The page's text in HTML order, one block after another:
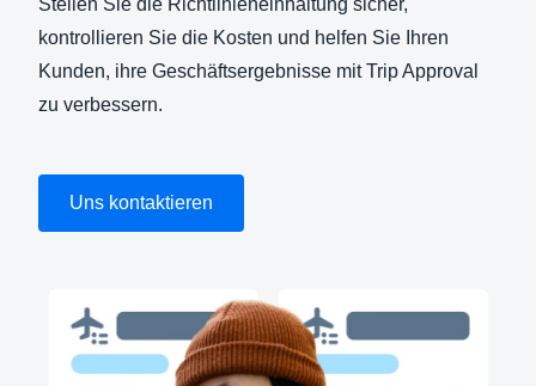
Canada (Français)
México (Español)
France (Français)
Deutschland (Deutsch)
Nederlands (English)
Sweden (English)
Finland (English)
Belgium (English)
Stellen Sie die Richtlinieneinhaltung sicher,
kontrollieren Sie die Kosten und helfen Sie Ihren
Kunden, ihre Geschäftsergebnisse mit Trip Approval
zu verbessern.
Uns kontaktieren